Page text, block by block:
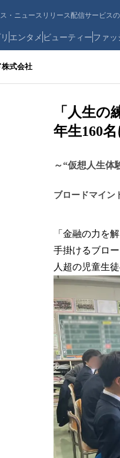
・ニュースリリース配信サービス
エンタメ ビューティーファッ
株式会社
「人生
年生160
～“仮想人生体
ブロードマイン
「金融の力を
手掛けるブロ
人超の児童生